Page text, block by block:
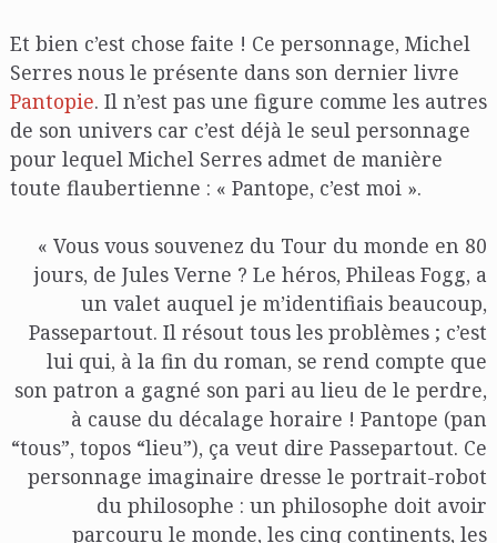
Et bien c’est chose faite ! Ce personnage, Michel
Serres nous le présente dans son dernier livre
Pantopie. Il n’est pas une figure comme les autres
de son univers car c’est déjà le seul personnage
pour lequel Michel Serres admet de manière
toute flaubertienne : « Pantope, c’est moi ».
« Vous vous souvenez du Tour du monde en 80
jours, de Jules Verne ? Le héros, Phileas Fogg, a
un valet auquel je m’identifiais beaucoup,
Passepartout. Il résout tous les problèmes ; c’est
lui qui, à la fin du roman, se rend compte que
son patron a gagné son pari au lieu de le perdre,
à cause du décalage horaire ! Pantope (pan
“tous”, topos “lieu”), ça veut dire Passepartout. Ce
personnage imaginaire dresse le portrait-robot
du philosophe : un philosophe doit avoir
parcouru le monde, les cinq continents, les